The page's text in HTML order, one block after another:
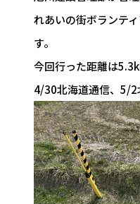
総務
れあいの街ボランテ
す。
今回行った距離は
4/30北海道通信、5/2